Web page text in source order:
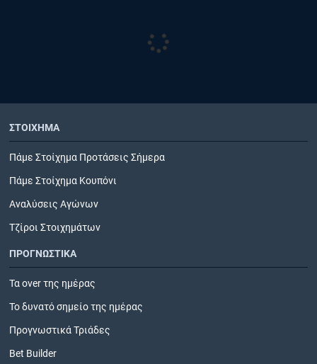
ΣΤΟΙΧΗΜΑ
Πάμε Στοίχημα Προτάσεις Σήμερα
Πάμε Στοίχημα Κουπόνι
Αναλύσεις Αγώνων
Τζίροι Στοιχημάτων
ΠΡΟΓΝΩΣΤΙΚΑ
Τα over της ημέρας
Το δυνατό σημείο της ημέρας
Προγνωστικά Τριάδες
Bet Builder